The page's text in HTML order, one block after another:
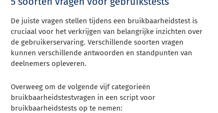
De juiste vragen stellen tijdens een bruikbaarheidstest is
cruciaal voor het verkrijgen van belangrijke inzichten over
de gebruikerservaring. Verschillende soorten vragen
kunnen verschillende antwoorden en standpunten van
deelnemers opleveren.
Overweeg om de volgende vijf categorieën
bruikbaarheidstestvragen in een script voor
bruikbaarheidstests op te nemen: